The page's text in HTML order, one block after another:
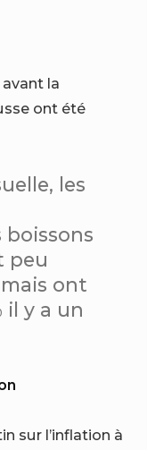
la
ont été
les
peu
ont
il y a un
sur l’inflation à